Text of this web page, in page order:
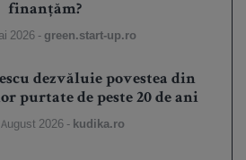
finanțăm?
2026 - green.start-up.ro
dezvăluie povestea din
purtate de peste 20 de ani
2026 - kudika.ro